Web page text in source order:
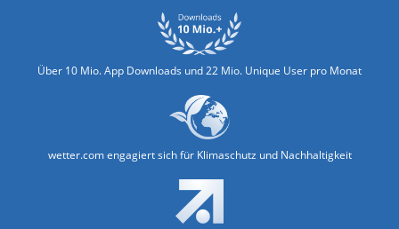
Über 10 Mio. App Downloads und 22 Mio. Unique User pro Monat
wetter.com engagiert sich für Klimaschutz und Nachhaltigkeit